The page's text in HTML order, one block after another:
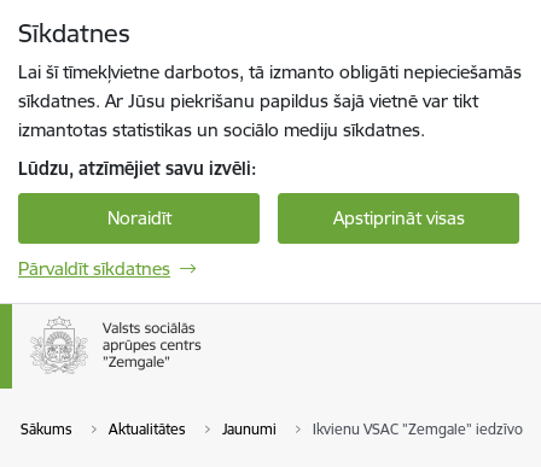
Sīkdatnes
Lai šī tīmekļvietne darbotos, tā izmanto obligāti nepieciešamās
sīkdatnes. Ar Jūsu piekrišanu papildus šajā vietnē var tikt
izmantotas statistikas un sociālo mediju sīkdatnes.
Lūdzu, atzīmējiet savu izvēli:
Noraidīt Apstiprināt visas
Pārvaldīt sīkdatnes
Sākums Aktualitātes Jaunumi Ikvienu VSAC "Zemgale"